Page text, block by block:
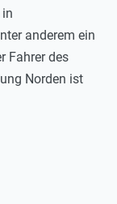
anderem ein
Fahrer des
Norden ist